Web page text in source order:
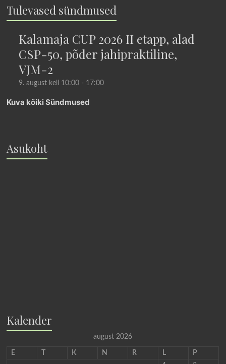
Tulevased sündmused
Kalamaja CUP 2026 II etapp, alad
CSP-50, põder jahipraktiline,
VJM-2
9. august kell 10:00 - 17:00
Kuva kõiki Sündmused
Asukoht
Kalender
august 2026
E K N R L
P